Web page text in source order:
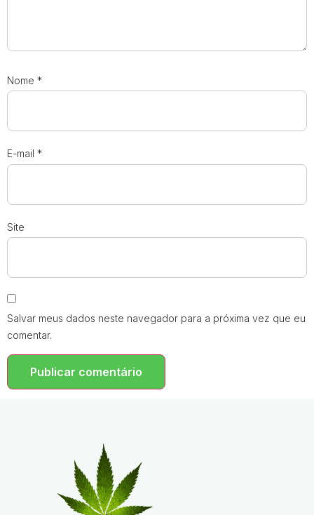
Nome *
E-mail *
Site
Salvar meus dados neste navegador para a próxima vez que eu
comentar.